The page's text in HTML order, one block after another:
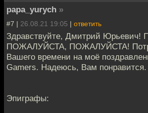
papa_yurych »
#7 | 26.08.21 19:05 | ответить
Здравствуйте, Дмитрий
ПОЖАЛУЙСТА, ПОЖАЛУЙСТА!
Вашего времени на моё
Gamers. Надеюсь, Вам понравится.
Эпиграфы: